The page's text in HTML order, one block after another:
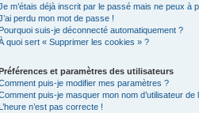
m’étais déjà inscrit par le passé mais ne peux à
perdu mon mot de passe !
Pourquoi suis-je déconnecté automatiquement ?
quoi sert « Supprimer les cookies » ?
et paramètres des utilisateurs
puis-je modifier mes paramètres ?
puis-je masquer mon nom d’utilisateur
L’heure n’est pas correcte !